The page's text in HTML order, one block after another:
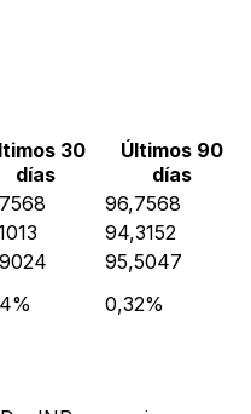
30
días
Últimos 90
días
96,7568
94,3152
95,5047
0,32%